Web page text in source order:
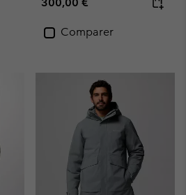
Comparer